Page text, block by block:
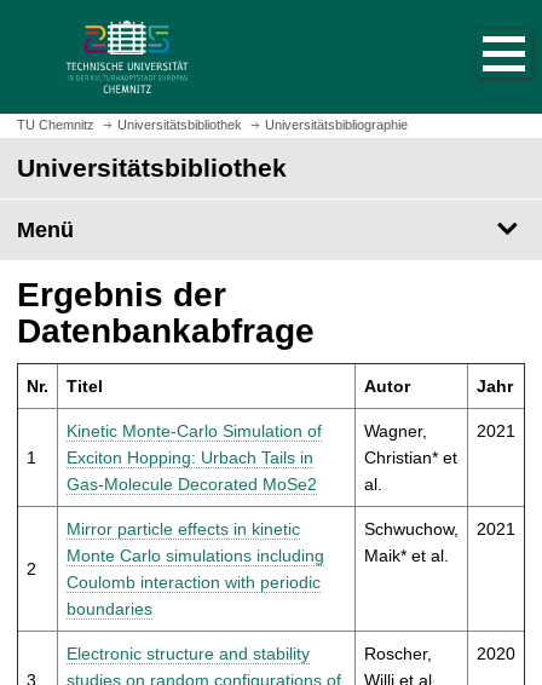
z
m
t
e
i
t
u
f
u
f
n
TU Chemnitz Universitätsbibliothek Universitätsbibliographie
Universitätsbibliothek
Menü
Ergebnis der
Datenbankabfrage
Nr. Titel Autor Jahr
1
Kinetic Monte-Carlo Simulation of
Exciton Hopping: Urbach Tails in
Gas-Molecule Decorated MoSe2
Wagner,
Christian* et
al.
2021
2
Mirror particle effects in kinetic
Monte Carlo simulations including
Coulomb interaction with periodic
boundaries
Schwuchow,
Maik* et al.
2021
3
Electronic structure and stability
studies on random configurations of
Roscher,
Willi et al.
2020